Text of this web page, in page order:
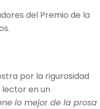
del Premio de la
por la rigurosidad
lector en un
lo mejor de la prosa